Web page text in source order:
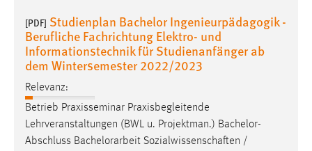
[PDF] Studienplan Bachelor Ingenieurpädagogik -
Berufliche Fachrichtung Elektro- und
Informationstechnik für Studienanfänger ab
dem Wintersemester 2022/2023
Relevanz:
Betrieb Praxisseminar Praxisbegleitende
Lehrveranstaltungen (BWL u. Projektman.) Bachelor-
Abschluss Bachelorarbeit Sozialwissenschaften /